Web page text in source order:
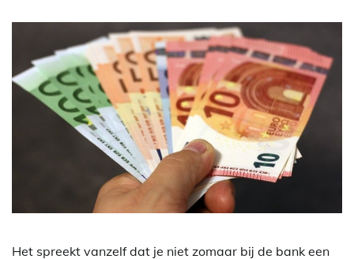
Het spreekt vanzelf dat je niet zomaar bij de bank een